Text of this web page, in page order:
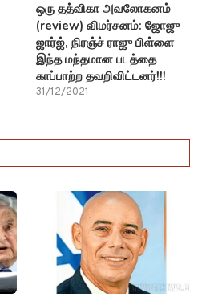
ஒரு தத்விகா அவலோகனம்
(review) விமர்சனம்: ஜோஜு
ஜார்ஜ், நிரஞ்ச் ராஜு பிள்ளை
இந்த மந்தமான படத்தை
காப்பாற்ற தவறிவிட்டனர்!!!
31/12/2021